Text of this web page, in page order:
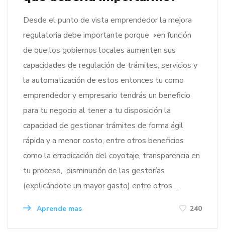
Desde el punto de vista emprendedor la mejora
regulatoria debe importante porque «en función
de que los gobiernos locales aumenten sus
capacidades de regulación de trámites, servicios y
la automatización de estos entonces tu como
emprendedor y empresario tendrás un beneficio
para tu negocio al tener a tu disposición la
capacidad de gestionar trámites de forma ágil
rápida y a menor costo, entre otros beneficios
como la erradicación del coyotaje, transparencia en
tu proceso, disminución de las gestorías
(explicándote un mayor gasto) entre otros…
Aprende mas 240